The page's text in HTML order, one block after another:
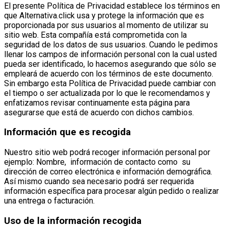
El presente Política de Privacidad establece los términos en
que Alternativa.click usa y protege la información que es
proporcionada por sus usuarios al momento de utilizar su
sitio web. Esta compañía está comprometida con la
seguridad de los datos de sus usuarios. Cuando le pedimos
llenar los campos de información personal con la cual usted
pueda ser identificado, lo hacemos asegurando que sólo se
empleará de acuerdo con los términos de este documento.
Sin embargo esta Política de Privacidad puede cambiar con
el tiempo o ser actualizada por lo que le recomendamos y
enfatizamos revisar continuamente esta página para
asegurarse que está de acuerdo con dichos cambios.
Información que es recogida
Nuestro sitio web podrá recoger información personal por
ejemplo: Nombre, información de contacto como su
dirección de correo electrónica e información demográfica.
Así mismo cuando sea necesario podrá ser requerida
información específica para procesar algún pedido o realizar
una entrega o facturación.
Uso de la información recogida